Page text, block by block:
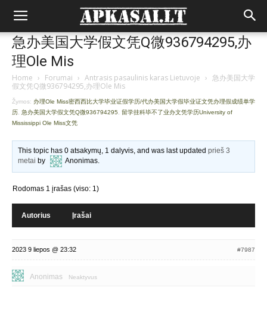
急办美国大学假文凭Q微936794295,办
理Ole Mis
Home › Forumai › Antrasis pasaulinis karas Lietuvoje › 急办美国大学
假文凭Q微936794295,办理Ole Mis
Žymos: 办理Ole Miss密西西比大学毕业证假学历/代办美国大学假毕业证文凭办理假成绩单学
历 急办美国大学假文凭Q微936794295
留学挂科毕不了业办文凭学历University of
Mississippi Ole Miss文凭
This topic has 0 atsakymų, 1 dalyvis, and was last updatedprieš 3
metai by Anonimas.
Rodomas 1 įrašas (viso: 1)
Autorius Įrašai
2023 9 liepos @ 23:32 #7987
Anonimas Neaktyvus